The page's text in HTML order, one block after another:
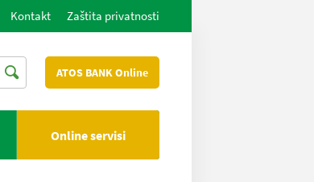
Kontakt Zaštita privatnosti
ATOS BANK Online
Online servisi